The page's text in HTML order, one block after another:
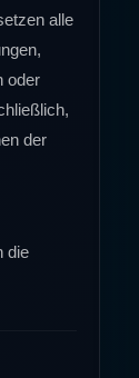
alle
oder
der
die